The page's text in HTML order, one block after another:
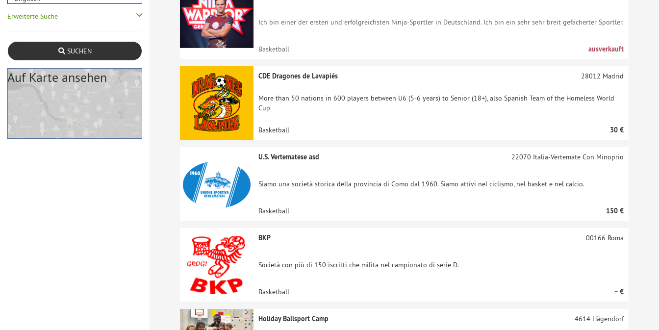
Erweiterte Suche
SUCHEN
Auf Karte ansehen
Ich bin einer der ersten und erfolgreichsten Ninja-Sportler in Deutschland. Ich bin ein sehr sehr breit gefächerter Sportler.
Basketball ausverkauft
CDE Dragones de Lavapiés
More than 50 nations in 600 players between U6 (5-6 years) to Senior (18+), also Spanish Team of the Homeless World
Cup
28012 Madrid
Basketball 30 €
U.S. Vertematese asd
Siamo una società storica della provincia di Como dal 1960. Siamo attivi nel ciclismo, nel basket e nel calcio.
22070 Italia-Vertemate Con Minoprio
Basketball 150 €
BKP
Società con più di 150 iscritti che milita nel campionato di serie D.
00166 Roma
Basketball – €
Holiday Ballsport Camp 4614Hägendorf